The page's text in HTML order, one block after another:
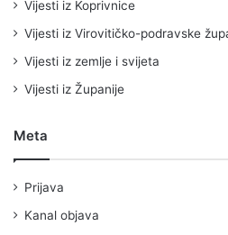
Vijesti iz Koprivnice
Vijesti iz Virovitičko-podravske
Vijesti iz zemlje i svijeta
Vijesti iz Županije
Meta
Prijava
Kanal objava